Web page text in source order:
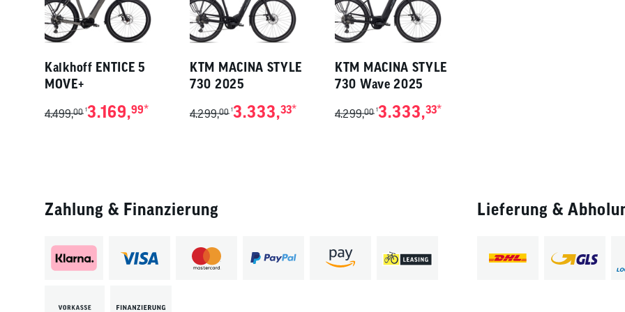
Kalkhoff ENTICE 5
MOVE+
4.499,00 13.169,99*
KTM MACINA STYLE
730 2025
4.299,00 13.333,33*
KTM MACINA STYLE
730 Wave 2025
4.299,00 13.333,33*
Zahlung & Finanzierung Lieferung &